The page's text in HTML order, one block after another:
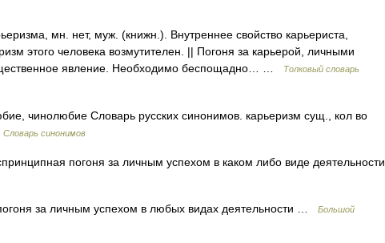
мн. нет, муж. (книжн.). Внутреннее свойство карьериста,
этого человека возмутителен. || Погоня за карьерой, личными
явление. Необходимо беспощадно… …
Толковый словарь
чинолюбие Словарь русских синонимов. карьеризм сущ., кол во
Словарь синонимов
погоня за личным успехом в каком либо виде деятельности
за личным успехом в любых видах деятельности …
Большой